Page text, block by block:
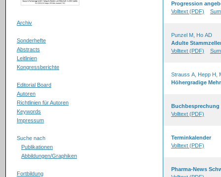
Archiv
Sonderhefte
Abstracts
Leitlinien
Kongressberichte
Editorial Board
Autoren
Richtlinien für Autoren
Keywords
Impressum
Suche nach
Publikationen
Abbildungen/Graphiken
Fortbildung
Progression
Volltext (PDF)
Punzel M, Ho AD
Adulte
Volltext (PDF)
Strauss A, Hepp H,
Höhergradige
Buchbesprechung
Volltext (PDF)
Terminkalender
Volltext (PDF)
Pharma-News